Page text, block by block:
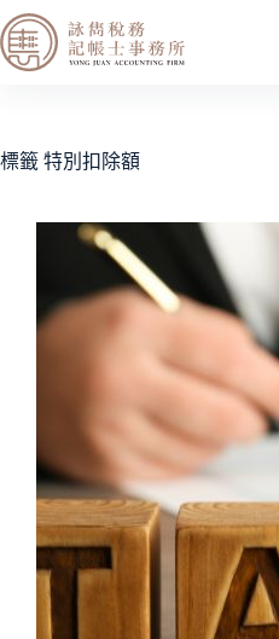
標籤 特別扣除額